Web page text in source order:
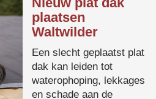
plaatsen
Waltwilder
Een slecht geplaatst plat
dak kan leiden tot
waterophoping, lekkages
en schade aan de